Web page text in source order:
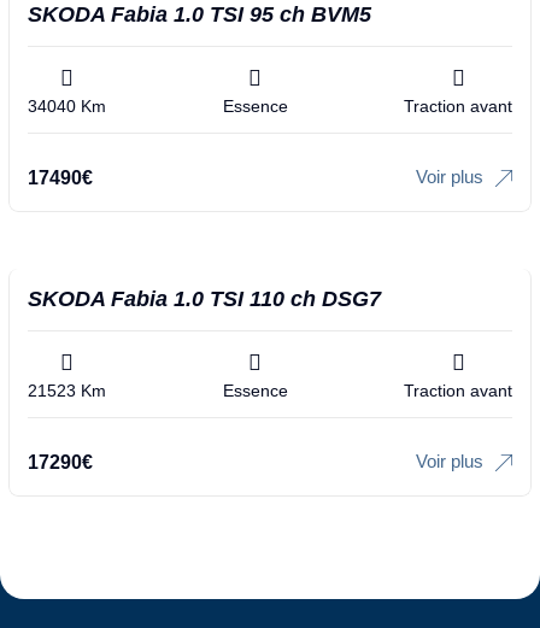
SKODA Fabia 1.0 TSI 95 ch BVM5
34040 Km Essence Traction avant
17490€ Voir plus
SKODA Fabia 1.0 TSI 110 ch DSG7
21523 Km Essence Traction avant
17290€ Voir plus